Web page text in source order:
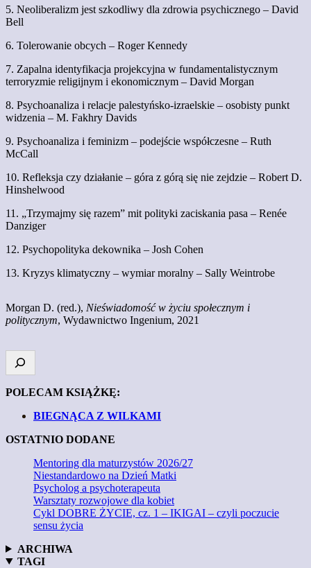
5. Neoliberalizm jest szkodliwy dla zdrowia psychicznego – David
Bell
6. Tolerowanie obcych – Roger Kennedy
7. Zapalna identyfikacja projekcyjna w fundamentalistycznym
terroryzmie religijnym i ekonomicznym – David Morgan
8. Psychoanaliza i relacje palestyńsko-izraelskie – osobisty punkt
widzenia – M. Fakhry Davids
9. Psychoanaliza i feminizm – podejście współczesne – Ruth
McCall
10. Refleksja czy działanie – góra z górą się nie zejdzie – Robert D.
Hinshelwood
11. „Trzymajmy się razem” mit polityki zaciskania pasa – Renée
Danziger
12. Psychopolityka dekownika – Josh Cohen
13. Kryzys klimatyczny – wymiar moralny – Sally Weintrobe
Morgan D. (red.), Nieświadomość w życiu społecznym i
politycznym, Wydawnictwo Ingenium, 2021
POLECAM KSIĄŻKĘ:
BIEGNĄCA Z WILKAMI
OSTATNIO DODANE
Mentoring dla maturzystów 2026/27
Niestandardowo na Dzień Matki
Psycholog a psychoterapeuta
Warsztaty rozwojowe dla kobiet
Cykl DOBRE ŻYCIE, cz. 1 – IKIGAI – czyli poczucie
sensu życia
ARCHIWA
TAGI